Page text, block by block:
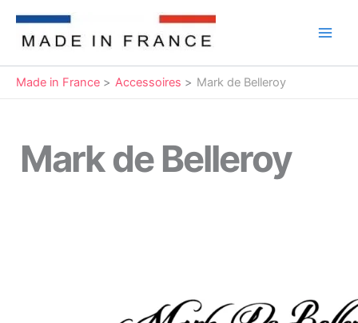
contenu
Made in France Accessoires Mark de Belleroy
Mark de Belleroy